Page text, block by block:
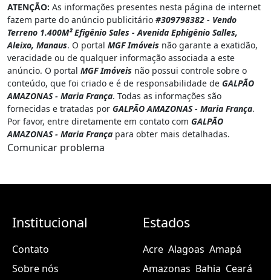
ATENÇÃO: As informações presentes nesta página de internet
fazem parte do anúncio publicitário #309798382 - Vendo
Terreno 1.400M² Efigênio Sales - Avenida Ephigênio Salles,
Aleixo, Manaus. O portal MGF Imóveis não garante a exatidão,
veracidade ou de qualquer informação associada a este
anúncio. O portal MGF Imóveis não possui controle sobre o
conteúdo, que foi criado e é de responsabilidade de GALPÃO
AMAZONAS - Maria França. Todas as informações são
fornecidas e tratadas por GALPÃO AMAZONAS - Maria França.
Por favor, entre diretamente em contato com GALPÃO
AMAZONAS - Maria França para obter mais detalhadas.
Comunicar problema
Institucional
Contato
Sobre nós
Estados
Acre Alagoas Amapá
Amazonas Bahia Ceará